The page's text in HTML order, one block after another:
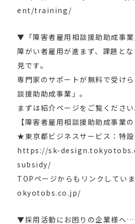
ent/training/
▼「障害者雇用相談援助助成事業
障がい者雇用が進まず、課題と
見です。
専門家のサポートが無料で受け
談援助助成事業」。
まずは紹介ページをご覧ください
【障害者雇用相談援助助成事業の
★東京都ビジネスサービス：特
https://sk-
subsidy/
TOPページからもリンクして
okyotobs.co.jp/
▼採用活動にお困りの企業様へ…